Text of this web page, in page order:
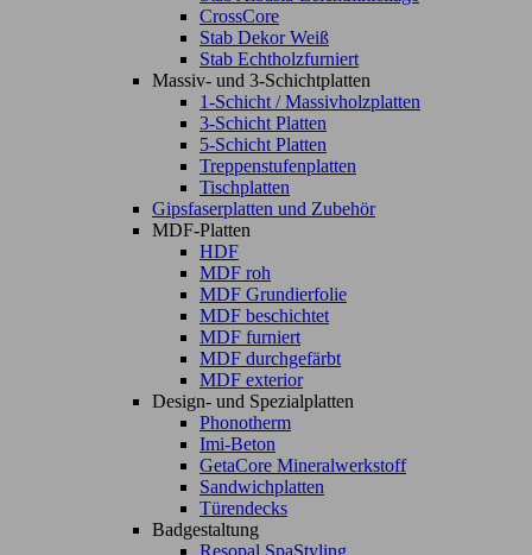
CrossCore
Stab Dekor Weiß
Stab Echtholzfurniert
Massiv- und 3-Schichtplatten
1-Schicht / Massivholzplatten
3-Schicht Platten
5-Schicht Platten
Treppenstufenplatten
Tischplatten
Gipsfaserplatten und Zubehör
MDF-Platten
HDF
MDF roh
MDF Grundierfolie
MDF beschichtet
MDF furniert
MDF durchgefärbt
MDF exterior
Design- und Spezialplatten
Phonotherm
Imi-Beton
GetaCore Mineralwerkstoff
Sandwichplatten
Türendecks
Badgestaltung